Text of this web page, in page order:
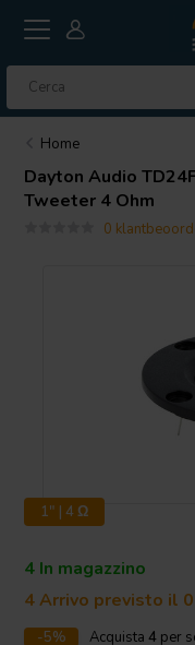
Home
Dayton Audio
Tweeter 4 Ohm
0
1" | 4 Ω
4 In magazzino
4 Arrivo previsto il
-5% Acquista4 per